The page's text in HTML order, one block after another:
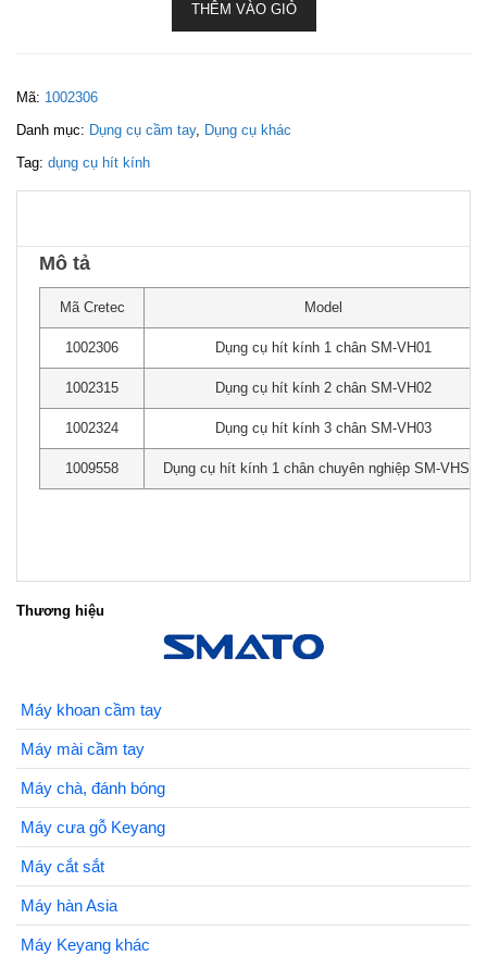
THÊM VÀO GIỎ
Mã: 1002306
Danh mục: Dụng cụ cầm tay, Dụng cụ khác
Tag: dụng cụ hít kính
Mô tả
Mã Cretec Model
1002306 Dụng cụ hít kính 1 chân SM-VH01
1002315 Dụng cụ hít kính 2 chân SM-VH02
1002324 Dụng cụ hít kính 3 chân SM-VH03
1009558 Dụng cụ hít kính 1 chân chuyên nghiệp SM-VHS01
Thương hiệu
Máy khoan cầm tay
Máy mài cầm tay
Máy chà, đánh bóng
Máy cưa gỗ Keyang
Máy cắt sắt
Máy hàn Asia
Máy Keyang khác